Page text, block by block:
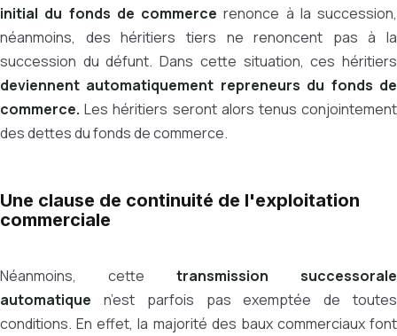
initial du fonds de commerce renonce à la succession,
néanmoins, des héritiers tiers ne renoncent pas à la
succession du défunt. Dans cette situation, ces héritiers
deviennent automatiquement repreneurs du fonds de
commerce. Les héritiers seront alors tenus conjointement
des dettes du fonds de commerce.
Une clause de continuité de l'exploitation
commerciale
Néanmoins, cette transmission successorale
automatique n’est parfois pas exemptée de toutes
conditions. En effet, la majorité des baux commerciaux font